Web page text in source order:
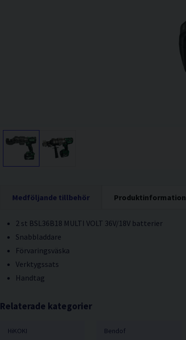
Medföljande tillbehör Produktinformation
2 st BSL36B18 MULTI VOLT 36V/18V batterier
Snabbladdare
Förvaringsväska
Verktygssats
Handtag
Relaterade kategorier
HiKOKI Bendof